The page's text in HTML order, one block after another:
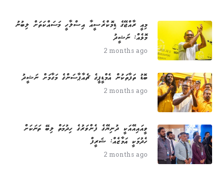
މިއީ ރާއްޖޭގެ ޑިމޮކްރެސީއާ އިސްލާހީ މަސައްކަތަށް ލިބުނު
މޮޅެއް: ނަޝީދު
2 months ago
ބޮޑު ތަފާތަކުން އެމްޑީޕީގެ ޗެއާޕާސަންގެ މަގާމަށް ނަޝީދު
2 months ago
ވީއައިއޭއަކީ ދުނިޔޭގެ ފެންވަރުގެ ހިދުމަތް ލިބޭ ތަނަކަށް
ހެދުމަކީ އަމާޒެއް: ޝަރީފް
2 months ago